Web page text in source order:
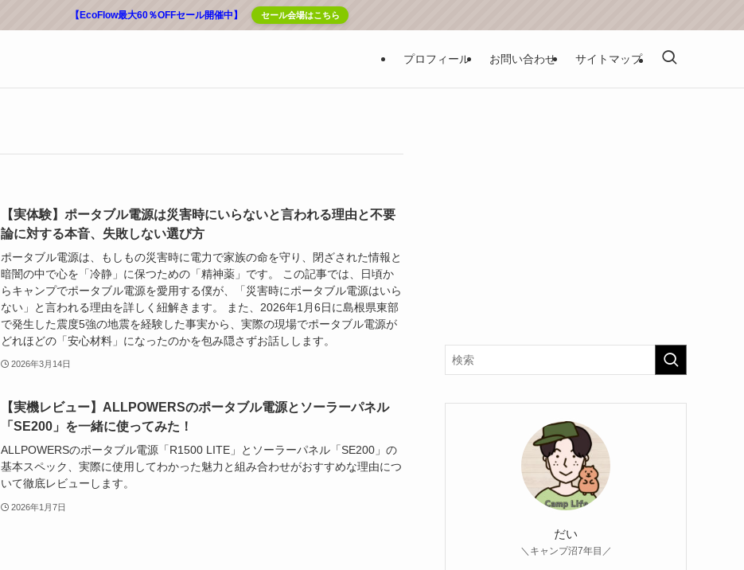
【EcoFlow最大60％OFFセール開催中】 セール会場はこちら
プロフィール お問い合わせ サイトマップ
【実体験】ポータブル電源は災害時にいらないと言われる理由と不要
論に対する本音、失敗しない選び方
ポータブル電源は、もしもの災害時に電力で家族の命を守り、閉ざされた情報と
暗闇の中で心を「冷静」に保つための「精神薬」です。 この記事では、日頃か
らキャンプでポータブル電源を愛用する僕が、「災害時にポータブル電源はいら
ない」と言われる理由を詳しく紐解きます。 また、2026年1月6日に島根県東部
で発生した震度5強の地震を経験した事実から、実際の現場でポータブル電源が
どれほどの「安心材料」になったのかを包み隠さずお話しします。
2026年3月14日
【実機レビュー】ALLPOWERSのポータブル電源とソーラーパネル
「SE200」を一緒に使ってみた！
ALLPOWERSのポータブル電源「R1500 LITE」とソーラーパネル「SE200」の
基本スペック、実際に使用してわかった魅力と組み合わせがおすすめな理由につ
いて徹底レビューします。
2026年1月7日
だい
＼キャンプ沼7年目／